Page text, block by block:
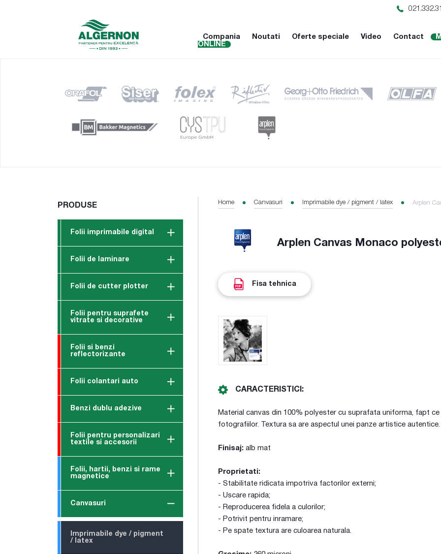
Compania Noutati Oferte speciale Video Contact
ONLINE
PRODUSE
Folii imprimabile digital
Folii de laminare
Folii de cutter plotter
Folii pentru suprafete
vitrate si decorative
Folii si benzi
reflectorizante
Folii colantari auto
Benzi dublu adezive
Folii pentru personalizari
textile si accesorii
Folii, hartii, benzi si rame
magnetice
Canvasuri
Imprimabile dye / pigment
/ latex
Home Canvasuri Imprimabile dye / pigment / latex Arplen
Arplen Canvas Monaco
Fisa tehnica
CARACTERISTICI:
Material canvas din 100% polyester cu suprafata uniforma, fapt
fotografiilor. Textura sa are aspectul unei panze artistice autentice.
Finisaj: alb mat
Proprietati:
- Stabilitate ridicata impotriva factorilor externi;
- Uscare rapida;
- Reproducerea fidela a culorilor;
- Potrivit pentru inramare;
- Pe spate textura are culoarea naturala.